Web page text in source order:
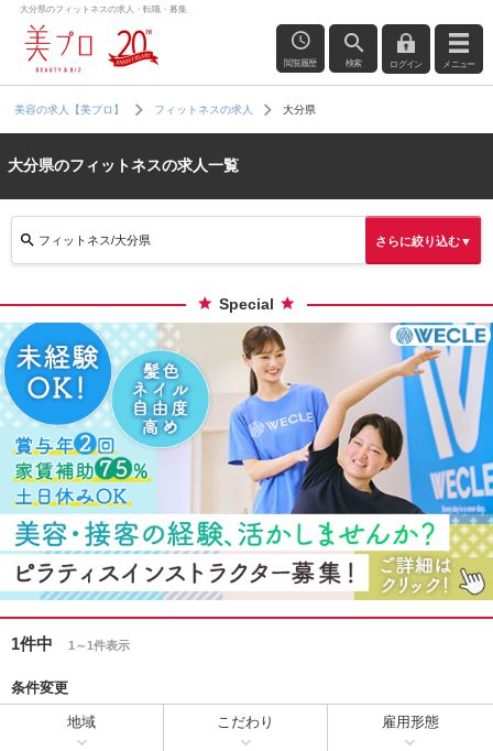
大分県のフィットネスの求人・転職・募集
閲覧履歴 検索 ログイン メニュー
美容の求人【美プロ】 フィットネスの求人 大分県
大分県のフィットネスの求人一覧
フィットネス/大分県 さらに絞り込む▼
Special
1件中 1～1件表示
条件変更
地域 こだわり 雇用形態